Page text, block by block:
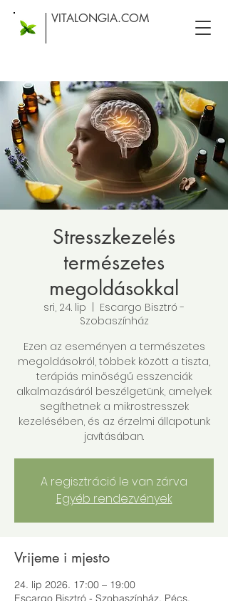
VITALONGIA.COM
Stresszkezelés
természetes
megoldásokkal
sri, 24. lip
Escargo Bisztró -
Szobaszínház
Ezen az eseményen a természetes
megoldásokról, többek között a tiszta,
terápiás minőségű esszenciák
alkalmazásáról beszélgetünk, amelyek
segíthetnek a mikrostresszek
kezelésében, és az érzelmi állapotunk
javításában.
A regisztráció le van zárva
Egyéb rendezvények
Vrijeme i mjesto
24. lip 2026. 17:00 – 19:00
Escargo Bisztró - Szobaszínház, Pécs,